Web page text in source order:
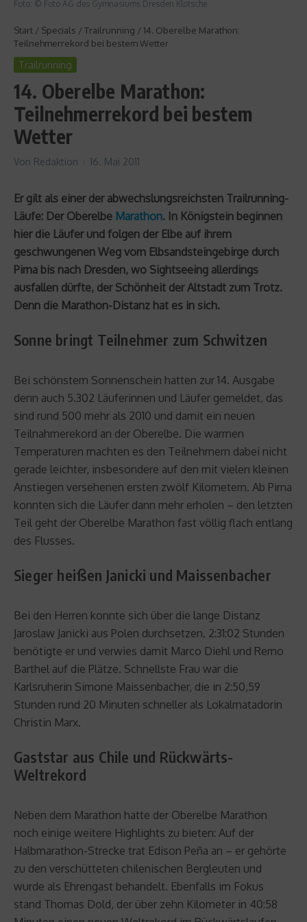
Foto: © Foto AG des Gymnasiums Dresden Klotsche
Start / Specials / Trailrunning / 14. Oberelbe Marathon:
Teilnehmerrekord bei bestem Wetter
Trailrunning
14. Oberelbe Marathon:
Teilnehmerrekord bei bestem
Wetter
Von Redaktion 16. Mai 2011
Er gilt als einer der abwechslungsreichsten Trailrunning-
Läufe: Der Oberelbe Marathon. In Königstein beginnen
hier die Läufer und folgen der Elbe auf ihrem
geschwungenen Weg vom Elbsandsteingebirge durch
Pirna bis nach Dresden, wo Sightseeing allerdings
ausfallen dürfte, der Schönheit der Altstadt zum Trotz.
Denn die Marathon-Distanz hat es in sich.
Sonne bringt Teilnehmer zum Schwitzen
Bei schönstem Sonnenschein hatten zur 14. Ausgabe
denn auch 5.302 Läuferinnen und Läufer gemeldet, das
sind rund 500 mehr als 2010 und damit ein neuen
Teilnahmerekord an der Oberelbe. Die warmen
Temperaturen machten es den Teilnehmern dabei nicht
gerade leichter, insbesondere auf den mit vielen kleinen
Anstiegen versehenen ersten zwölf Kilometern. Ab Pirna
konnten sich die Läufer dann mehr erholen – den letzten
Teil geht der Oberelbe Marathon fast völlig flach entlang
des Flusses.
Sieger heißen Janicki und Maissenbacher
Bei den Herren konnte sich über die lange Distanz
Jaroslaw Janicki aus Polen durchsetzen. 2:31:02 Stunden
benötigte er und verwies damit Marco Diehl und Remo
Barthel auf die Plätze. Schnellste Frau war die
Karlsruherin Simone Maissenbacher, die in 2:50,59
Stunden rund 20 Minuten schneller als Lokalmatadorin
Christin Marx.
Gaststar aus Chile und Rückwärts-
Weltrekord
Neben dem Marathon hatte der Oberelbe Marathon
noch einige weitere Highlights zu bieten: Auf der
Halbmarathon-Strecke trat Edison Peña an – er gehörte
zu den verschütteten chilenischen Bergleuten und
wurde als Ehrengast behandelt. Ebenfalls im Fokus
stand Thomas Dold, der über zehn Kilometer in 40:58